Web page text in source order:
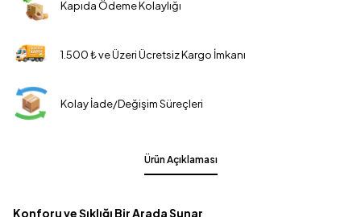
Kapıda Ödeme Kolaylığı
1.500 ₺ ve Üzeri Ücretsiz Kargo İmkanı
Kolay İade/Değişim Süreçleri
Ürün Açıklaması
Konforu ve Şıklığı Bir Arada Sunar